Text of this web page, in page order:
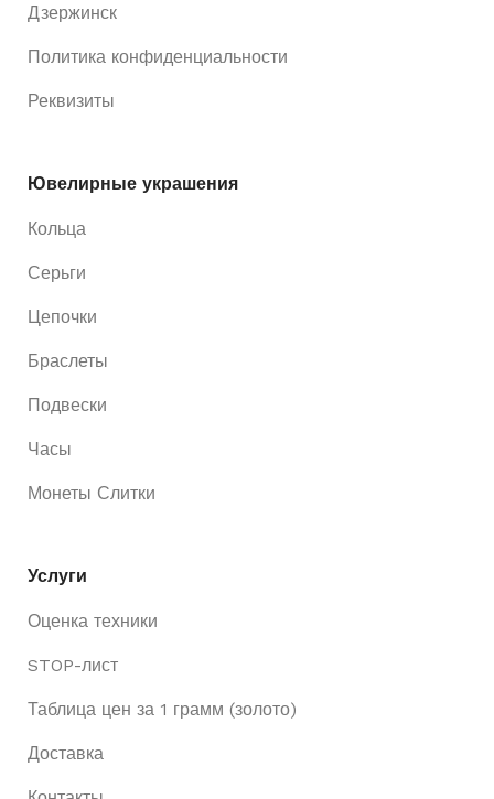
Дзержинск
Политика конфиденциальности
Реквизиты
Ювелирные украшения
Кольца
Серьги
Цепочки
Браслеты
Подвески
Часы
Монеты Слитки
Услуги
Оценка техники
STOP-лист
Таблица цен за 1 грамм (золото)
Доставка